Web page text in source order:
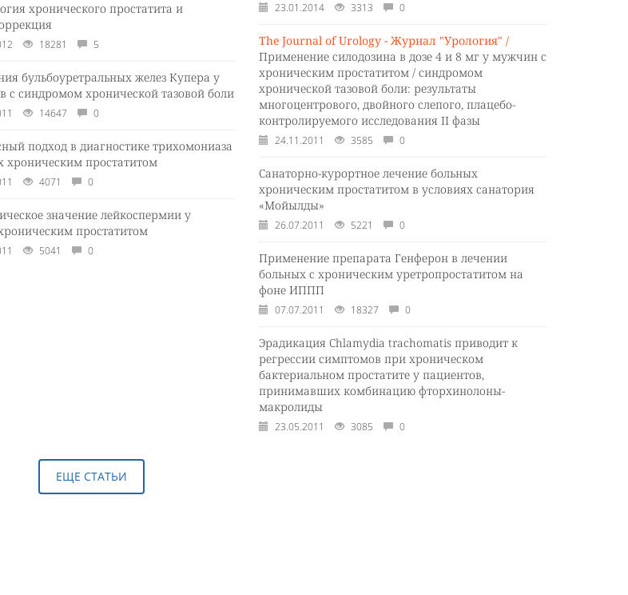
хронического простатита и
18281 5
бульбоуретральных желез Купера у
с синдромом хронической тазовой боли
14647 0
подход в диагностике трихомониаза
хроническим простатитом
4071 0
значение лейкоспермии у
простатитом
5041 0
23.01.2014 3313 0
The Journal of Urology - Журнал "Урология" /
Применение силодозина в дозе 4 и 8 мг у мужчин с
хроническим простатитом / синдромом
хронической тазовой боли: результаты
многоцентрового, двойного слепого, плацебо-
контролируемого исследования II фазы
24.11.2011 3585 0
Санаторно-курортное лечение больных
хроническим простатитом в условиях санатория
«Мойылды»
26.07.2011 5221 0
Применение препарата Генферон в лечении
больных с хроническим уретропростатитом на
фоне ИППП
07.07.2011 18327 0
Эрадикация Chlamydia trachomatis приводит к
регрессии симптомов при хроническом
бактериальном простатите у пациентов,
принимавших комбинацию фторхинолоны-
макролиды
23.05.2011 3085 0
ЕЩЕ СТАТЬИ